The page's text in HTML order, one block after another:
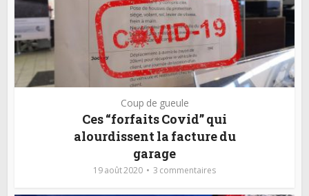
Coup de gueule
Ces “forfaits Covid” qui
alourdissent la facture du
garage
19 août 2020 3 commentaires